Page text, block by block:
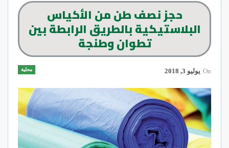
حجز نصف طن من الأكياس
البلاستيكية بالطريق الرابطة بين
تطوان وطنجة
محلية On يوليو 3, 2018